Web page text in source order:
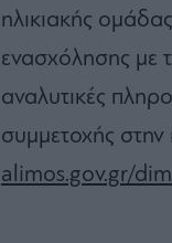
ηλικιακής
ενασχόλησης με
αναλυτικές
συμμετοχής
alimos.gov.gr/